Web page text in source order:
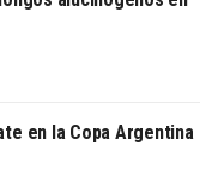
en la Copa Argentina